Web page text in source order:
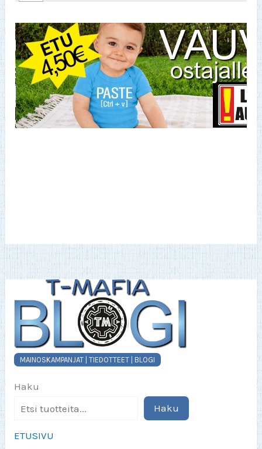
MAINOSKAMPANJAT | TIEDOTTEET | BLOGI
Haku
Haku
ETUSIVU